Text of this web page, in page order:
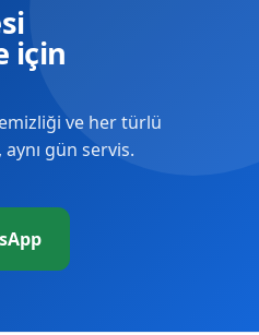
için
ve her türlü
gün servis.